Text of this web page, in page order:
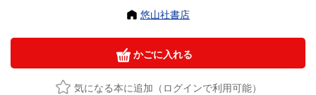
悠山社書店
かごに入れる
気になる本に追加（ログインで利用可能）